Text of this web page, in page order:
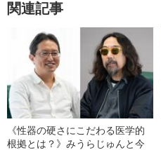
関連記事
《性器の硬さにこだわる医学的
根拠とは？》みうらじゅんと今